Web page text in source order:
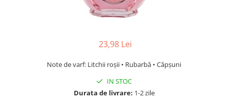
23,98 Lei
Note de varf: Litchii roșii • Rubarbă • Căpșuni
IN STOC
Durata de livrare: 1-2 zile